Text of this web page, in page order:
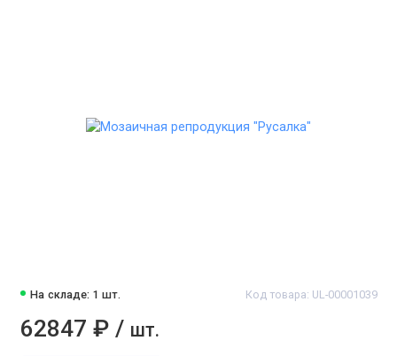
На складе: 1 шт. Код товара: UL-00001039
62847 ₽ / шт.